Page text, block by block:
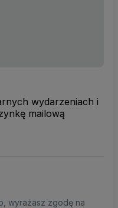
wydarzeniach i
mailową
wyrażasz zgodę na